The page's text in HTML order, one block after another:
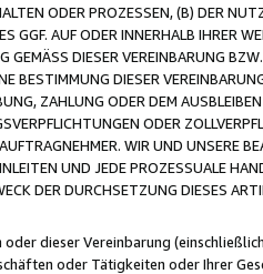
ODER PROZESSEN, (B) DER
AUF ODER INNERHALB IHRER
DIESER VEREINBARUNG
BESTIMMUNG DIESER
ZAHLUNG ODER DEM
ODER
WIR UND UNSERE
UND JEDE PROZESSUALE
DER DURCHSETZUNG DIESES
dieser Vereinbarung
oder Tätigkeiten oder Ihrer